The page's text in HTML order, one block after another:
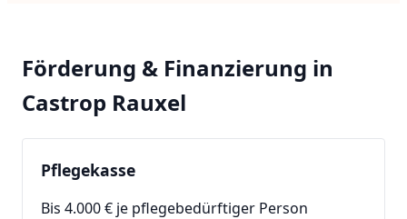
Förderung & Finanzierung in
Castrop Rauxel
Pflegekasse
Bis 4.000 € je pflegebedürftiger Person